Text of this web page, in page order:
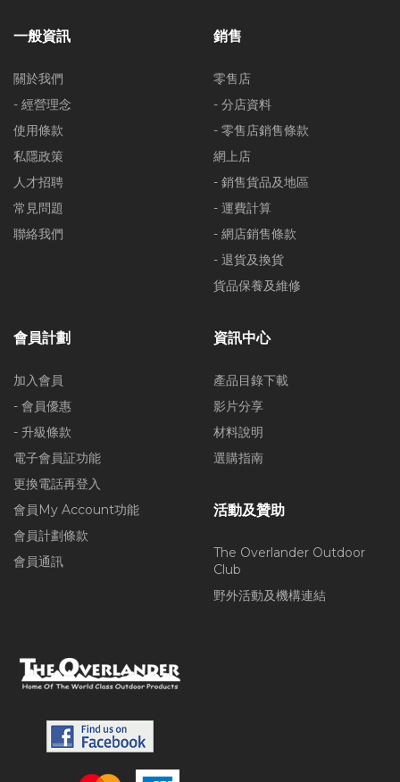
一般資訊
關於我們
- 經營理念
使用條款
私隱政策
人才招聘
常見問題
聯絡我們
銷售
零售店
- 分店資料
- 零售店銷售條款
網上店
- 銷售貨品及地區
- 運費計算
- 網店銷售條款
- 退貨及換貨
貨品保養及維修
會員計劃
加入會員
- 會員優惠
- 升級條款
電子會員証功能
更換電話再登入
會員My Account功能
會員計劃條款
會員通訊
資訊中心
產品目錄下載
影片分享
材料說明
選購指南
活動及贊助
The Overlander Outdoor
Club
野外活動及機構連結